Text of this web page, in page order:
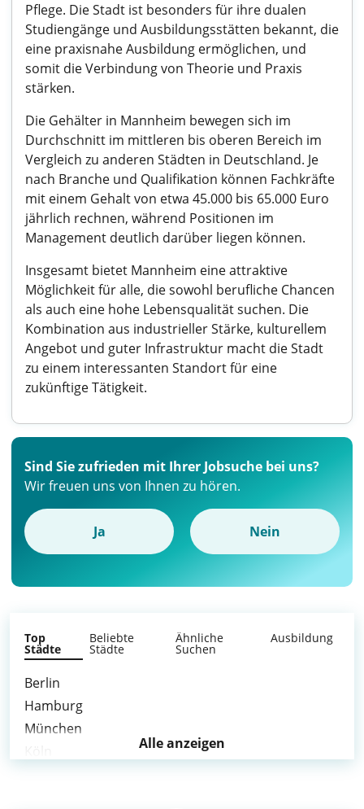
Pflege. Die Stadt ist besonders für ihre dualen
Studiengänge und Ausbildungsstätten bekannt, die
eine praxisnahe Ausbildung ermöglichen, und
somit die Verbindung von Theorie und Praxis
stärken.
Die Gehälter in Mannheim bewegen sich im
Durchschnitt im mittleren bis oberen Bereich im
Vergleich zu anderen Städten in Deutschland. Je
nach Branche und Qualifikation können Fachkräfte
mit einem Gehalt von etwa 45.000 bis 65.000 Euro
jährlich rechnen, während Positionen im
Management deutlich darüber liegen können.
Insgesamt bietet Mannheim eine attraktive
Möglichkeit für alle, die sowohl berufliche Chancen
als auch eine hohe Lebensqualität suchen. Die
Kombination aus industrieller Stärke, kulturellem
Angebot und guter Infrastruktur macht die Stadt
zu einem interessanten Standort für eine
zukünftige Tätigkeit.
Sind Sie zufrieden mit Ihrer Jobsuche bei uns?
Wir freuen uns von Ihnen zu hören.
Ja Nein
Top
Städte
Beliebte
Städte
Ähnliche
Suchen
Ausbildung
Berlin
Hamburg
München
Alle anzeigen